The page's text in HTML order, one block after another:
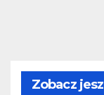
Zobacz